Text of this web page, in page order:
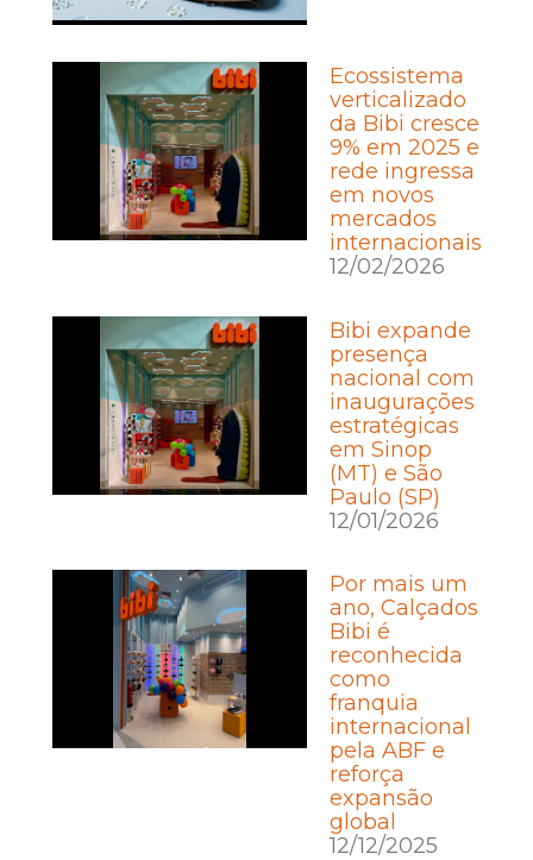
Ecossistema
verticalizado
da Bibi cresce
9% em 2025 e
rede ingressa
em novos
mercados
internacionais
12/02/2026
Bibi expande
presença
nacional com
inaugurações
estratégicas
em Sinop
(MT) e São
Paulo (SP)
12/01/2026
Por mais um
ano, Calçados
Bibi é
reconhecida
como
franquia
internacional
pela ABF e
reforça
expansão
global
12/12/2025